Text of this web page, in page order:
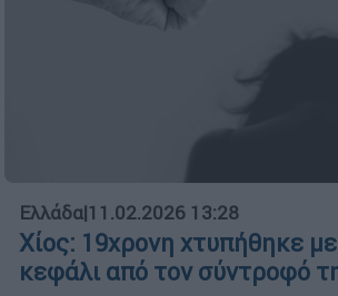
Ελλάδα|11.02.2026 13:28
Χίος: 19χρονη χτυπήθηκε
κεφάλι από τον σύντροφό